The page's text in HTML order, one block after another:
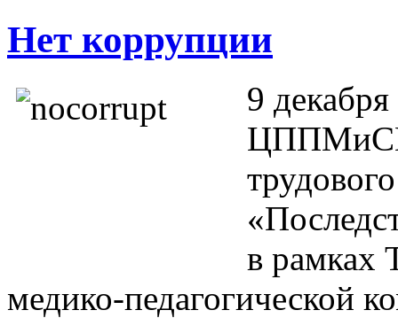
Нет коррупции
9
ЦППМиСП
в рамках
медико-педагогической